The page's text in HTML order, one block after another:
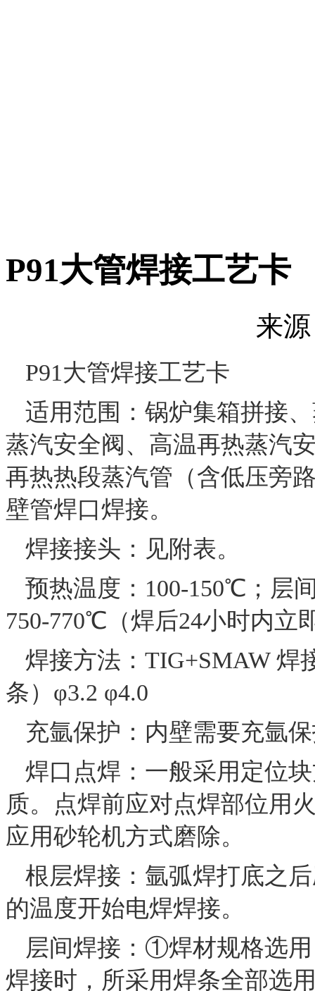
P91大管焊接工艺卡
来
P91大管焊接工艺卡
适用范围：锅炉集箱拼接
蒸汽安全阀、高温再热蒸汽
再热热段蒸汽管（含低压旁
壁管焊口焊接。
焊接接头：见附表。
预热温度：100-150℃；层
750-770℃（焊后24小时内立
焊接方法：TIG+SMAW 焊
条）φ3.2 φ4.0
充氩保护：内壁需要充氩
焊口点焊：一般采用定位
质。点焊前应对点焊部位用
应用砂轮机方式磨除。
根层焊接：氩弧焊打底之
的温度开始电焊焊接。
层间焊接：①焊材规格选
焊接时，所采用焊条全部选